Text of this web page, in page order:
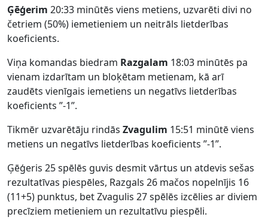
Ģēģerim 20:33 minūtēs viens metiens, uzvarēti divi no
četriem (50%) iemetieniem un neitrāls lietderības
koeficients.
Viņa komandas biedram Razgalam 18:03 minūtēs pa
vienam izdarītam un bloķētam metienam, kā arī
zaudēts vienīgais iemetiens un negatīvs lietderības
koeficients ”-1”.
Tikmēr uzvarētāju rindās Zvagulim 15:51 minūtē viens
metiens un negatīvs lietderības koeficients ”-1”.
Ģēģeris 25 spēlēs guvis desmit vārtus un atdevis sešas
rezultatīvas piespēles, Razgals 26 mačos nopelnījis 16
(11+5) punktus, bet Zvagulis 27 spēlēs izcēlies ar diviem
precīziem metieniem un rezultatīvu piespēli.